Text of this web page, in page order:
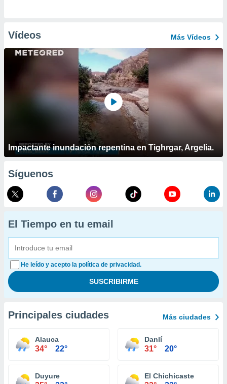
Vídeos Más Vídeos
Impactante inundación repentina en Tighrgar, Argelia.
Síguenos
El Tiempo en tu email
He leído y acepto la política de privacidad.
Principales ciudades Más ciudades
Alauca
34° 22°
Danlí
31° 20°
Duyure El Chichicaste